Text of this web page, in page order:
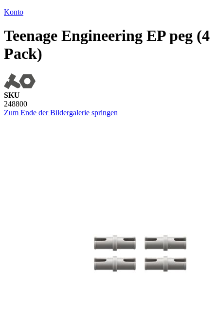
Konto
Teenage Engineering EP peg (4
Pack)
SKU
248800
Zum Ende der Bildergalerie springen